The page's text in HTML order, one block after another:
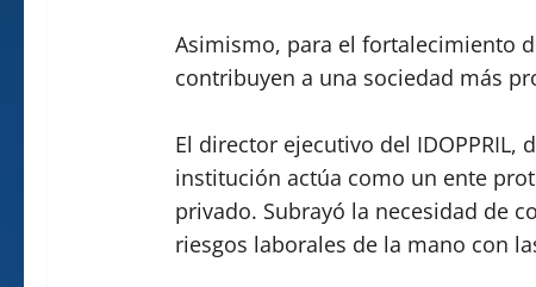
Asimismo, para el fortalecimiento
contribuyen a una sociedad más
El director ejecutivo del
institución actúa como un ente
privado. Subrayó la necesidad de
riesgos laborales de la mano con